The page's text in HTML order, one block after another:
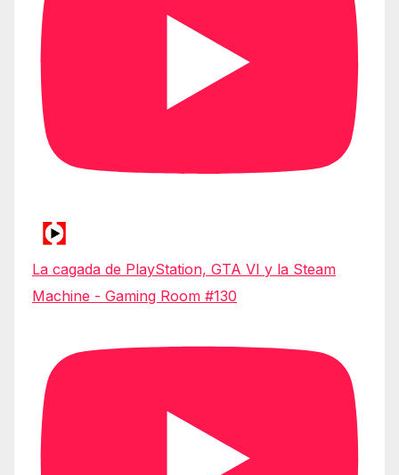
La cagada de PlayStation, GTA VI y la Steam
Machine - Gaming Room #130